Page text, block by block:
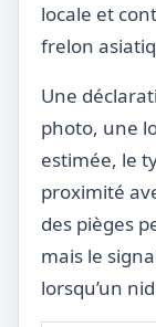
locale et
frelon
Une
photo, une
estimée, le
proximité
des pièges
mais le
lorsqu’un